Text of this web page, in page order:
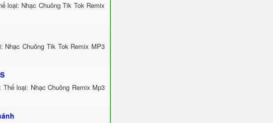
loại: Nhạc Chuông Tik Tok Remix
Nhạc Chuông Tik Tok Remix MP3
loại: Nhạc Chuông Remix Mp3